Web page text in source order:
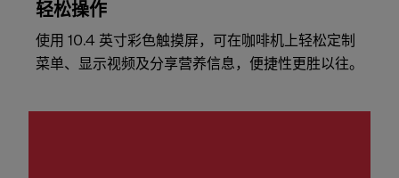
轻松操作
使用 10.4 英寸彩色触摸屏，可在咖啡机上轻松定制
菜单、显示视频及分享营养信息，便捷性更胜以往。